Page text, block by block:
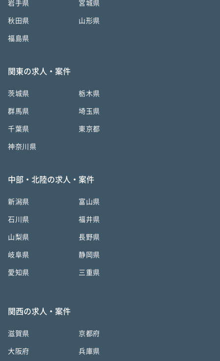
岩手県 宮城県
秋田県 山形県
福島県
関東の求人・案件
茨城県 栃木県
群馬県 埼玉県
千葉県 東京都
神奈川県
中部・北陸の求人・案件
新潟県 富山県
石川県 福井県
山梨県 長野県
岐阜県 静岡県
愛知県 三重県
関西の求人・案件
滋賀県 京都府
大阪府 兵庫県